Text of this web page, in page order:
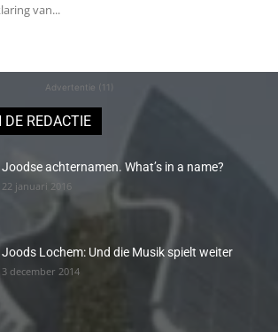
van...
Advertentie (11)
DE REDACTIE
Joodse achternamen. What’s in a name?
22 januari 2016
Joods Lochem: Und die Musik spielt weiter
3 december 2014